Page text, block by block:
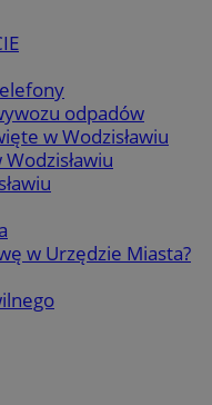
odpadów
w Wodzisławiu
Wodzisławiu
w Urzędzie Miasta?